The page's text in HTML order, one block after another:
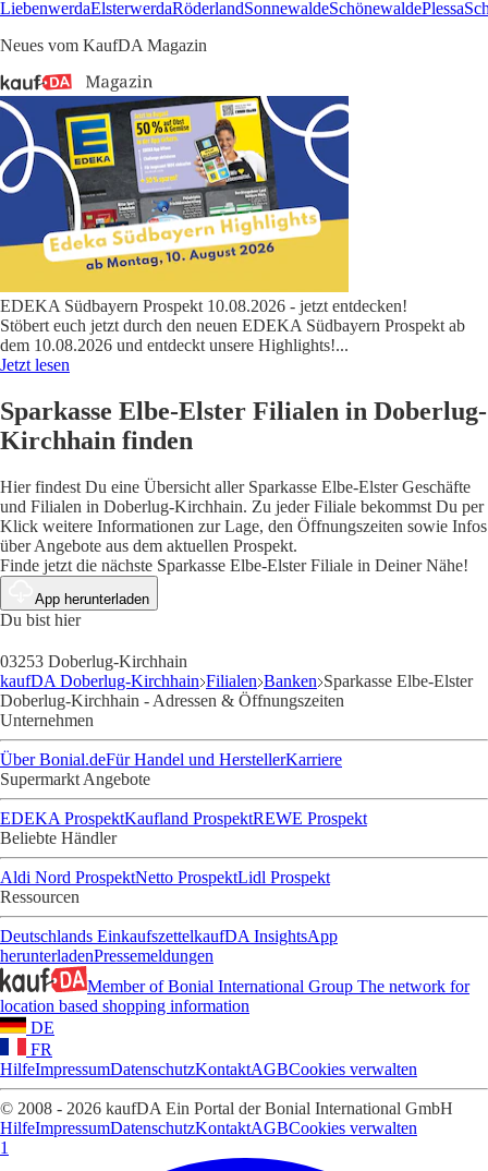
LiebenwerdaElsterwerdaRöderlandSonnewaldeSchönewaldePlessa
Neues vom KaufDA Magazin
EDEKA Südbayern Prospekt 10.08.2026 - jetzt entdecken!
Stöbert euch jetzt durch den neuen EDEKA Südbayern Prospekt ab
dem 10.08.2026 und entdeckt unsere Highlights!...
Jetzt lesen
Sparkasse Elbe-Elster Filialen in Doberlug-
Kirchhain finden
Hier findest Du eine Übersicht aller Sparkasse Elbe-Elster Geschäfte
und Filialen in Doberlug-Kirchhain. Zu jeder Filiale bekommst Du per
Klick weitere Informationen zur Lage, den Öffnungszeiten sowie Infos
über Angebote aus dem aktuellen Prospekt.
Finde jetzt die nächste Sparkasse Elbe-Elster Filiale in Deiner Nähe!
App herunterladen
Du bist hier
03253 Doberlug-Kirchhain
kaufDA Doberlug-Kirchhain Filialen Banken Sparkasse Elbe-Elster
Doberlug-Kirchhain - Adressen & Öffnungszeiten
Unternehmen
Über Bonial.deFür Handel und HerstellerKarriere
Supermarkt Angebote
EDEKA ProspektKaufland ProspektREWE Prospekt
Beliebte Händler
Aldi Nord ProspektNetto ProspektLidl Prospekt
Ressourcen
Deutschlands EinkaufszettelkaufDA InsightsApp
herunterladenPressemeldungen
Member of Bonial International Group The network for
location based shopping information
DE
FR
HilfeImpressumDatenschutzKontaktAGBCookies verwalten
© 2008 - 2026 kaufDA Ein Portal der Bonial International GmbH
HilfeImpressumDatenschutzKontaktAGBCookies verwalten
1